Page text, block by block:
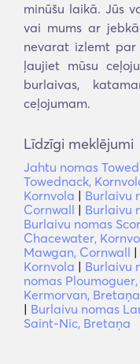
minūšu laikā. Jūs
vai mums ar
nevarat izlemt par
ļaujiet mūsu
burlaivas,
ceļojumam.
Līdzīgi meklējumi
Jahtu nomas
Towednack,
Kornvola | Burlaivu
Cornwall | Burlaivu
Burlaivu nomas
Chacewater,
Mawgan, Cornwall |
Kornvola | Burlaivu
nomas
Kermorvan, Bretaņa
| Burlaivu nomas
Saint-Nic, Bretaņa